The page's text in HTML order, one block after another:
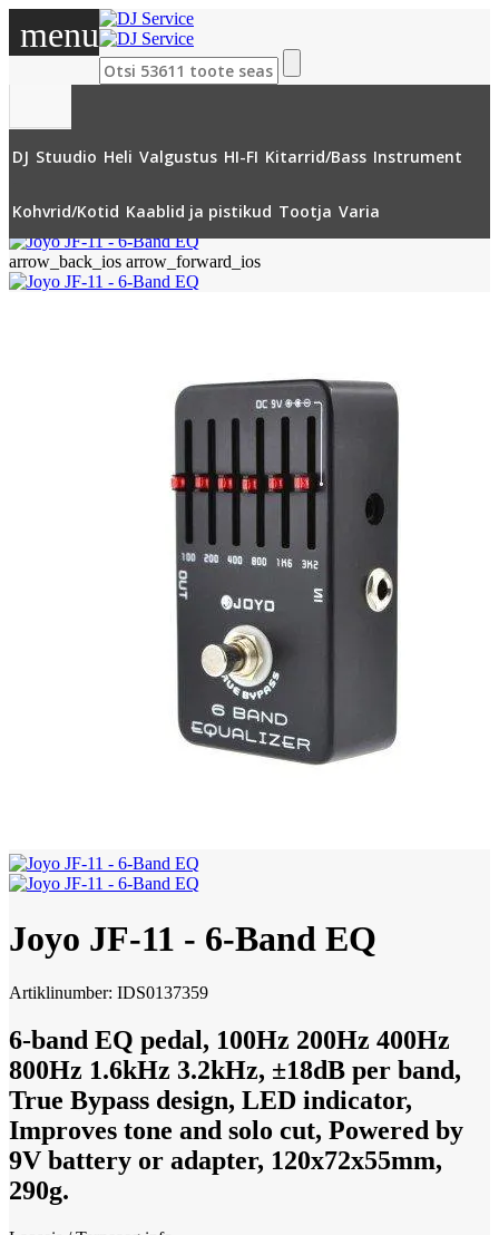
menu
DJ Stuudio Heli Valgustus HI-FI Kitarrid/Bass Instrument
Kohvrid/Kotid Kaablid ja pistikud Tootja Varia
arrow_back_ios arrow_forward_ios
Joyo JF-11 - 6-Band EQ
Artiklinumber: IDS0137359
6-band EQ pedal, 100Hz 200Hz 400Hz
800Hz 1.6kHz 3.2kHz, ±18dB per band,
True Bypass design, LED indicator,
Improves tone and solo cut, Powered by
9V battery or adapter, 120x72x55mm,
290g.